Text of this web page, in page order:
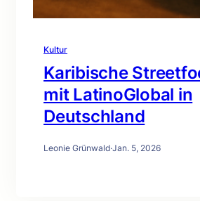
Kultur
Karibische
mit LatinoGlobal in
Deutschland
Leonie Grünwald·Jan. 5, 2026